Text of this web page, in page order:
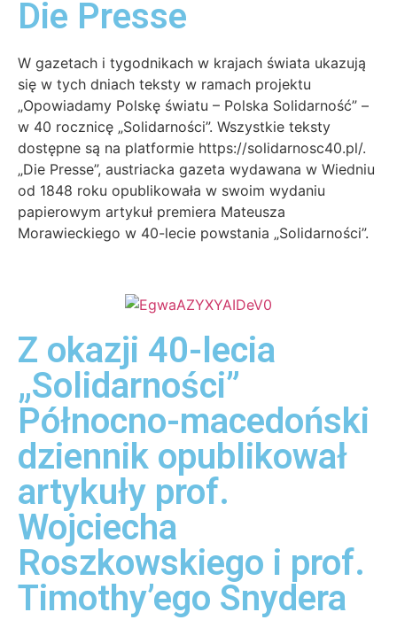
Die Presse
W gazetach i tygodnikach w krajach świata ukazują
się w tych dniach teksty w ramach projektu
„Opowiadamy Polskę światu – Polska Solidarność” –
w 40 rocznicę „Solidarności”. Wszystkie teksty
dostępne są na platformie https://solidarnosc40.pl/.
„Die Presse”, austriacka gazeta wydawana w Wiedniu
od 1848 roku opublikowała w swoim wydaniu
papierowym artykuł premiera Mateusza
Morawieckiego w 40-lecie powstania „Solidarności”.
Z okazji 40-lecia
„Solidarności”
Północno-macedoński
dziennik opublikował
artykuły prof.
Wojciecha
Roszkowskiego i prof.
Timothy’ego Snydera